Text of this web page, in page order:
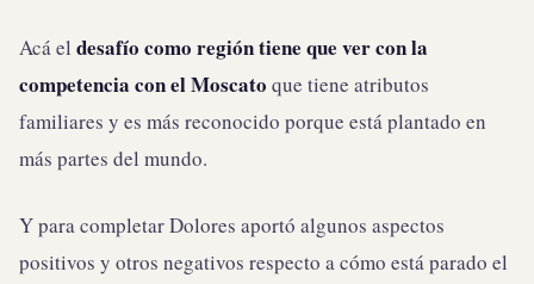
Acá el desafío como región tiene que ver con la
competencia con el Moscato que tiene atributos
familiares y es más reconocido porque está plantado en
más partes del mundo.
Y para completar Dolores aportó algunos aspectos
positivos y otros negativos respecto a cómo está parado el